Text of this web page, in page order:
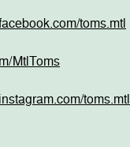
toms.mtl
MtlToms
toms.mtl